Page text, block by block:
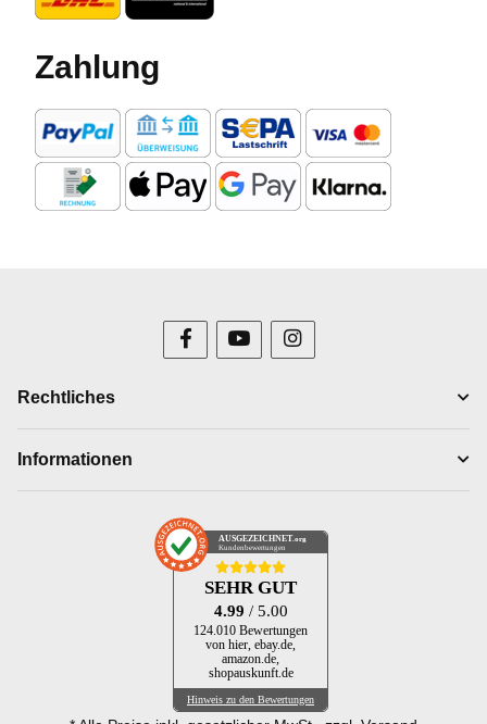
Zahlung
Rechtliches
Informationen
AUSGEZEICHNET .org
Kundenbewertungen
SEHR GUT
4.99 / 5.00
124.010 Bewertungen
von hier, ebay.de,
amazon.de,
shopauskunft.de
Hinweis zu den Bewertungen